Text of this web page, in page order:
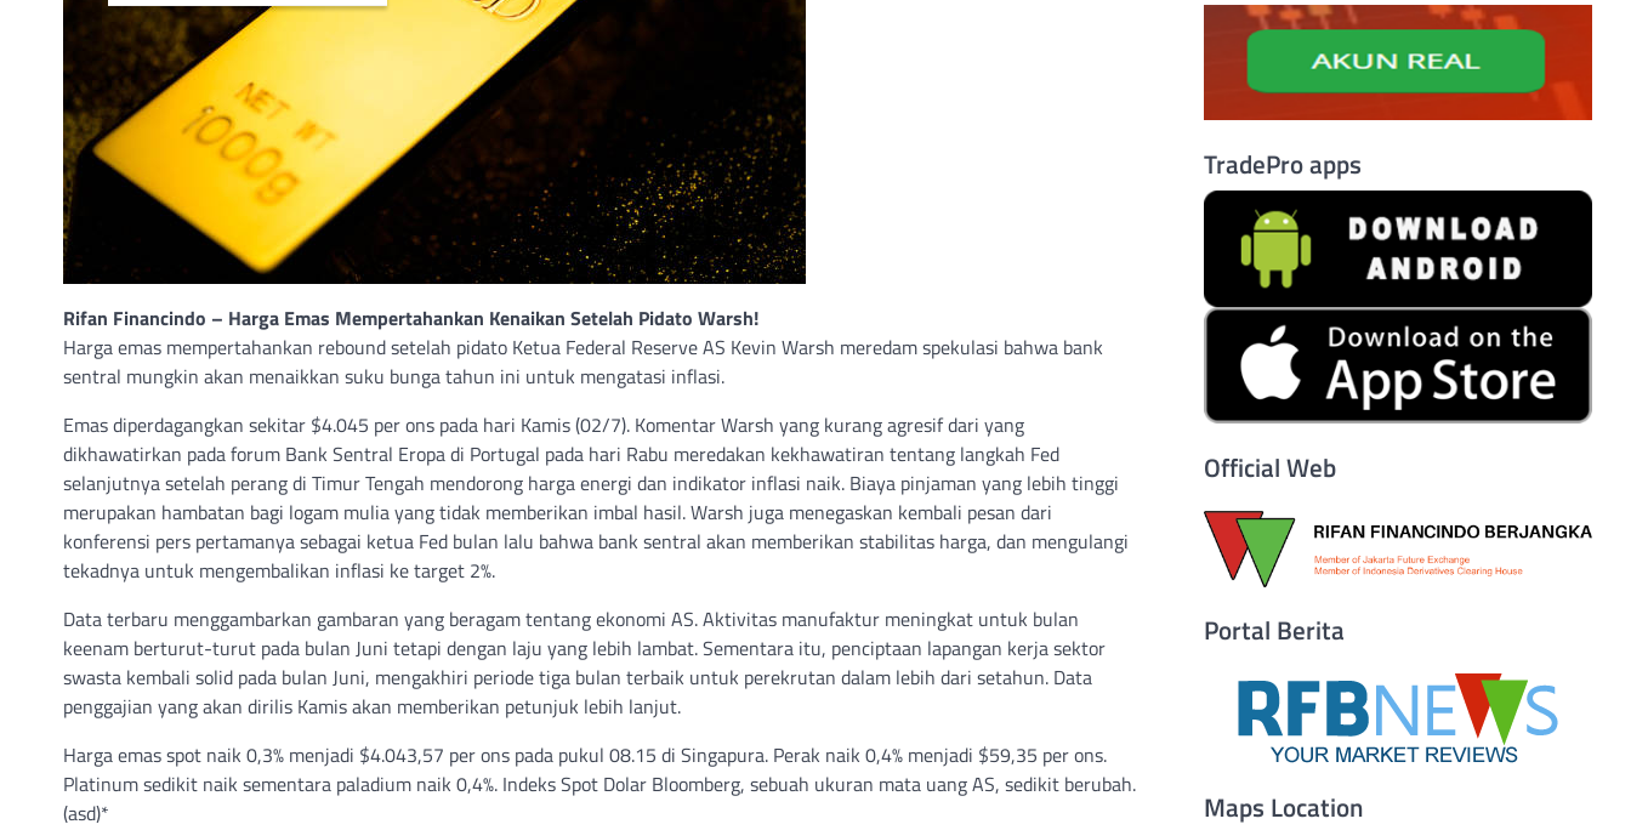
Rifan Financindo – Harga Emas Mempertahankan Kenaikan Setelah Pidato Warsh!
Harga emas mempertahankan rebound setelah pidato Ketua Federal Reserve AS Kevin Warsh meredam spekulasi bahwa bank
sentral mungkin akan menaikkan suku bunga tahun ini untuk mengatasi inflasi.
Emas diperdagangkan sekitar $4.045 per ons pada hari Kamis (02/7). Komentar Warsh yang kurang agresif dari yang
dikhawatirkan pada forum Bank Sentral Eropa di Portugal pada hari Rabu meredakan kekhawatiran tentang langkah Fed
selanjutnya setelah perang di Timur Tengah mendorong harga energi dan indikator inflasi naik. Biaya pinjaman yang lebih tinggi
merupakan hambatan bagi logam mulia yang tidak memberikan imbal hasil. Warsh juga menegaskan kembali pesan dari
konferensi pers pertamanya sebagai ketua Fed bulan lalu bahwa bank sentral akan memberikan stabilitas harga, dan mengulangi
tekadnya untuk mengembalikan inflasi ke target 2%.
Data terbaru menggambarkan gambaran yang beragam tentang ekonomi AS. Aktivitas manufaktur meningkat untuk bulan
keenam berturut-turut pada bulan Juni tetapi dengan laju yang lebih lambat. Sementara itu, penciptaan lapangan kerja sektor
swasta kembali solid pada bulan Juni, mengakhiri periode tiga bulan terbaik untuk perekrutan dalam lebih dari setahun. Data
penggajian yang akan dirilis Kamis akan memberikan petunjuk lebih lanjut.
Harga emas spot naik 0,3% menjadi $4.043,57 per ons pada pukul 08.15 di Singapura. Perak naik 0,4% menjadi $59,35 per ons.
Platinum sedikit naik sementara paladium naik 0,4%. Indeks Spot Dolar Bloomberg, sebuah ukuran mata uang AS, sedikit berubah.
(asd)*
TradePro apps
Official Web
Portal Berita
Maps Location